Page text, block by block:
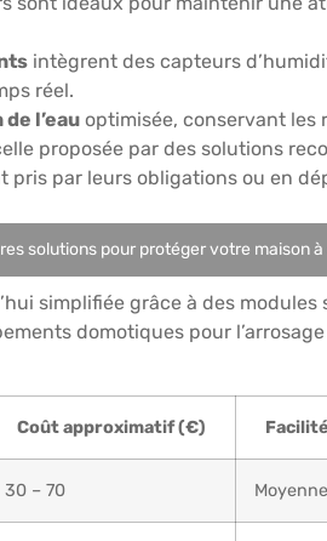
intègrent des capteurs
réel.
l’eau optimisée, conservant les
proposée par des solutions
par leurs obligations ou en
solutions pour protéger votre maison
simplifiée grâce à des
domotiques pour
Coût approximatif (€)
30 – 70 Moyenne